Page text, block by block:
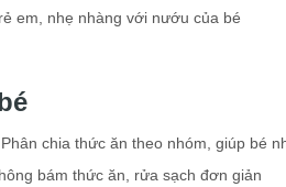
em, nhẹ nhàng với nướu của bé
chia thức ăn theo nhóm, giúp bé
bám thức ăn, rửa sạch đơn giản